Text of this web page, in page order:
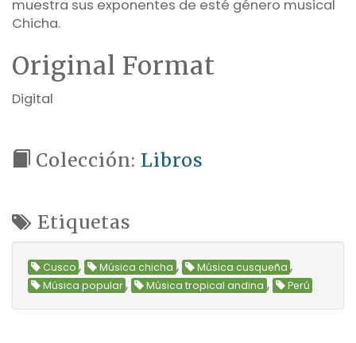
muestra sus exponentes de esté género musical
Chicha.
Original Format
Digital
Colección: Libros
Etiquetas
Cusco , Música chicha , Música cusqueña ,
Música popular , Música tropical andina , Perú